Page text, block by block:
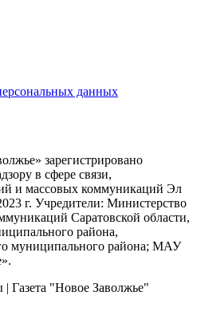
данных
зарегистрировано
в сфере связи,
и массовых коммуникаций Эл
г. Учредители: Министерство
Саратовской области,
района,
муниципального района; МАУ
Газета "Новое Заволжье"